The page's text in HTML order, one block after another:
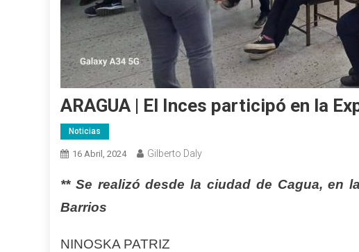
ARAGUA | El Inces participó en la
Noticias
16 Abril, 2024 Gilberto Daly
** Se realizó desde la ciudad de Cagua, en
Barrios
NINOSKA PATRIZ